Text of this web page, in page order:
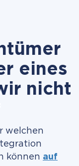
eines
nicht
welchen
können auf